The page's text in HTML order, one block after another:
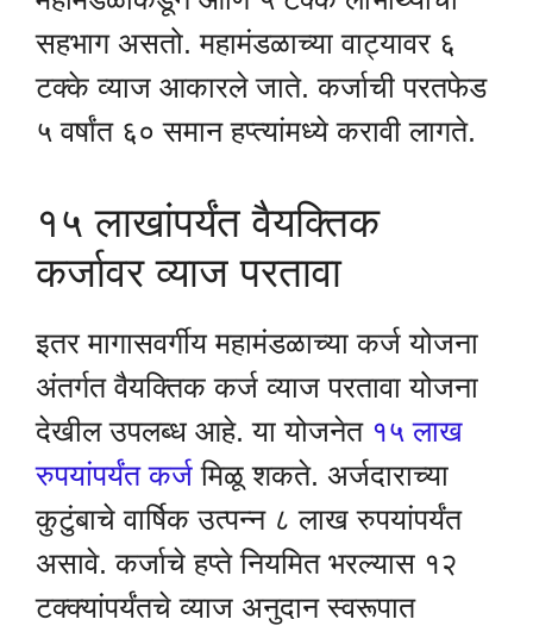
सहभाग असतो. महामंडळाच्या वाट्यावर ६
टक्के व्याज आकारले जाते. कर्जाची परतफेड
५ वर्षांत ६० समान हप्त्यांमध्ये करावी लागते.
१५ लाखांपर्यंत वैयक्तिक
कर्जावर व्याज परतावा
इतर मागासवर्गीय महामंडळाच्या कर्ज योजना
अंतर्गत वैयक्तिक कर्ज व्याज परतावा योजना
देखील उपलब्ध आहे. या योजनेत १५ लाख
रुपयांपर्यंत कर्ज मिळू शकते. अर्जदाराच्या
कुटुंबाचे वार्षिक उत्पन्न ८ लाख रुपयांपर्यंत
असावे. कर्जाचे हप्ते नियमित भरल्यास १२
टक्क्यांपर्यंतचे व्याज अनुदान स्वरूपात